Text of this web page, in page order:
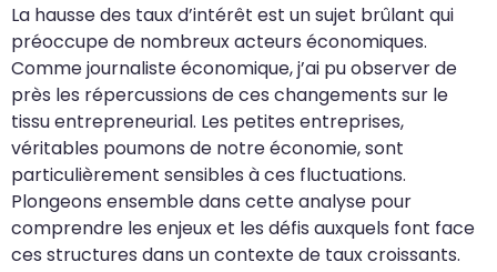
La hausse des taux d’intérêt est un sujet brûlant qui
préoccupe de nombreux acteurs économiques.
Comme journaliste économique, j’ai pu observer de
près les répercussions de ces changements sur le
tissu entrepreneurial. Les petites entreprises,
véritables poumons de notre économie, sont
particulièrement sensibles à ces fluctuations.
Plongeons ensemble dans cette analyse pour
comprendre les enjeux et les défis auxquels font face
ces structures dans un contexte de taux croissants.